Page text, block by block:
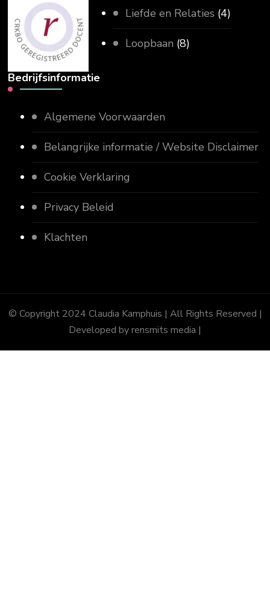
Liefde en Relaties (4)
Loopbaan (8)
Bedrijfsinformatie
Algemene Voorwaarden
Belangrijke informatie / Website Disclaimer
Cookie Verklaring
Privacy Beleid
Klachten
© Copyright 2024 Claudia Kamphuis | All Rights Reserved |
Developed by rensmits media |